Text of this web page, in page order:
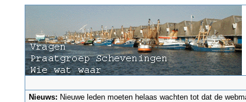
Nieuws: Nieuwe leden moeten helaas wachten tot dat de